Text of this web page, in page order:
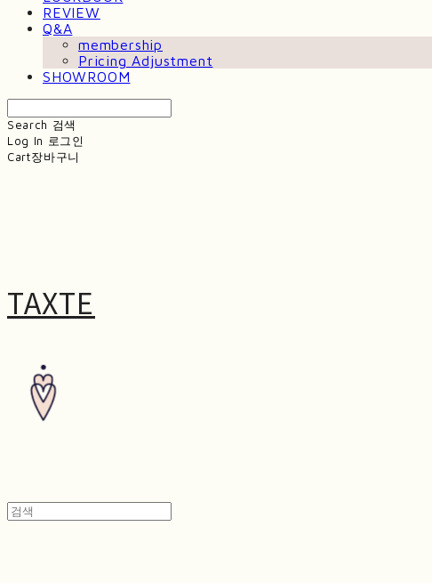
REVIEW
Q&A
membership
Pricing Adjustment
SHOWROOM
Search 검색
Log In 로그인
Cart장바구니
TAXTE